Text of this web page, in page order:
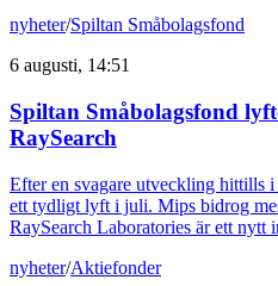
nyheter/Spiltan Småbolagsfond
6 augusti, 14:51
Spiltan Småbolagsfond
RaySearch
Efter en svagare utveckling hittills
ett tydligt lyft i juli. Mips bidrog
RaySearch Laboratories är ett nytt
nyheter/Aktiefonder